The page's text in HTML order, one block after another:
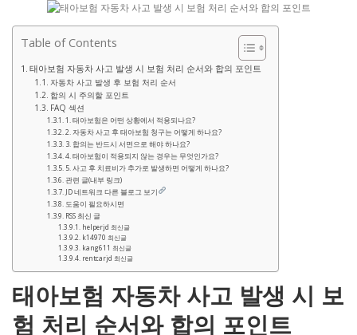
Table of Contents
태아보험 자동차 사고 발생 시 보험 처리 순서와 합의 포인트
자동차 사고 발생 후 보험 처리 순서
합의 시 주의할 포인트
FAQ 섹션
1. 태아보험은 어떤 상황에서 적용되나요?
2. 자동차 사고 후 태아보험 청구는 어떻게 하나요?
3. 합의는 반드시 서면으로 해야 하나요?
4. 태아보험이 적용되지 않는 경우는 무엇인가요?
5. 사고 후 치료비가 추가로 발생하면 어떻게 하나요?
관련 글(내부 링크)
JD 네트워크 다른 블로그 보기
도움이 필요하시면
RSS 최신 글
helperjd 최신글
k14970 최신글
kang611 최신글
rentcarjd 최신글
태아보험 자동차 사고 발생 시 보
험 처리 순서와 합의 포인트